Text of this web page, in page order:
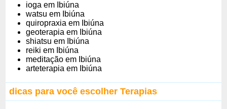
ioga em Ibiúna
watsu em Ibiúna
quiropraxia em Ibiúna
geoterapia em Ibiúna
shiatsu em Ibiúna
reiki em Ibiúna
meditação em Ibiúna
arteterapia em Ibiúna
dicas para você escolher Terapias